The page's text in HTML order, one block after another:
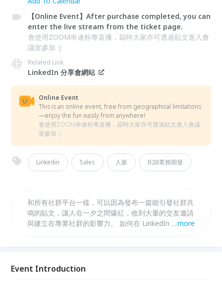
【Online Event】After purchase completed, you can
enter the live stream from the ticket page.
會使用ZOOM串連粉專直播，屆時大家亦可透過貼文進入會
議室參加 :)
Related Link
LinkedIn 分享會網站
Online Event
This is an online event, free from geographical limitations
—enjoy the fun easily from anywhere!
會使用ZOOM串連粉專直播，屆時大家亦可透過貼文進入會議
室參加 :)
Linkedin Sales 人脈 B2B業務開發
和所有社群平台一樣，可以因為發布一篇能引發社群共
鳴的貼文，讓人在一夕之間爆紅，收到大量的交友邀請
與建立在專業社群的影響力。 如何在 LinkedIn 上創作
地成功的個案，告訴你如何選定客群，撰寫一篇能獲得
...more
Event Introduction